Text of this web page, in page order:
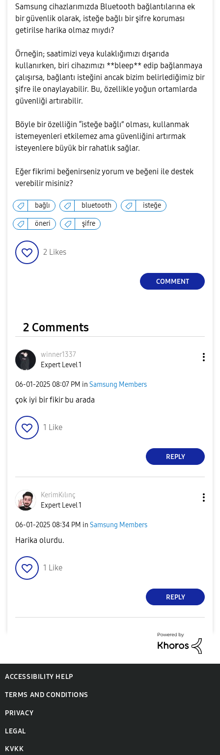
Samsung cihazlarımızda Bluetooth bağlantılarına ek
bir güvenlik olarak, isteğe bağlı bir şifre koruması
getirilse harika olmaz mıydı?
Örneğin; saatimizi veya kulaklığımızı dışarıda
kullanırken, biri cihazımızı **bleep** edip bağlanmaya
çalışırsa, bağlantı isteğini ancak bizim belirlediğimiz bir
şifre ile onaylayabilir. Bu, özellikle yoğun ortamlarda
güvenliği artırabilir.
Böyle bir özelliğin “isteğe bağlı” olması, kullanmak
istemeyenleri etkilemez ama güvenliğini artırmak
isteyenlere büyük bir rahatlık sağlar.
Eğer fikrimi beğenirseniz yorum ve beğeni ile destek
verebilir misiniz?
bağlı bluetooth isteğe
öneri şifre
2 Likes
COMMENT
2 Comments
winner1337
Expert Level 1
‎06-01-2025 08:07 PM in Samsung Members
çok iyi bir fikir bu arada
1 Like
REPLY
KerimKılınç
Expert Level 1
‎06-01-2025 08:34 PM in Samsung Members
Harika olurdu.
1 Like
REPLY
ACCESSIBILITY HELP
TERMS AND CONDITIONS
PRIVACY
LEGAL
KVKK